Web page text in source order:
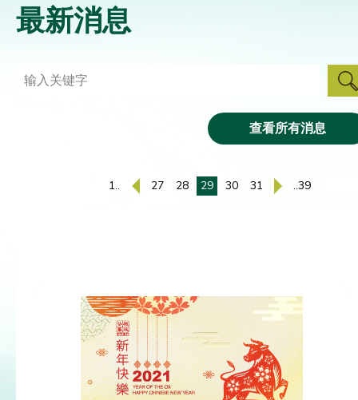
最新消息
查看所有消息
1.. 27 28 29 30 31 ..39